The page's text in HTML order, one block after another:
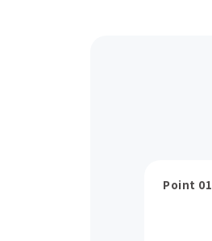
Point 01